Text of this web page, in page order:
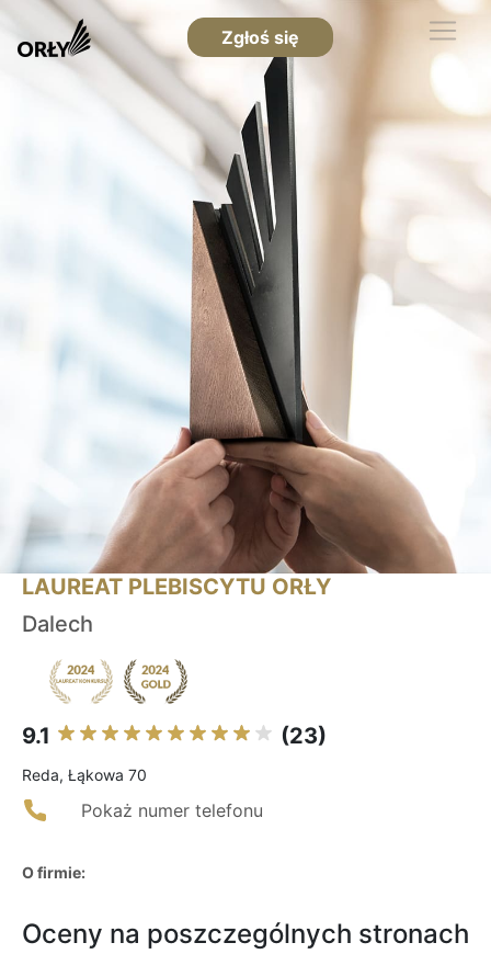
Zgłoś się
LAUREAT PLEBISCYTU ORŁY
Dalech
9.1 (23)
Reda, Łąkowa 70
Pokaż numer telefonu
O firmie:
Oceny na poszczególnych stronach